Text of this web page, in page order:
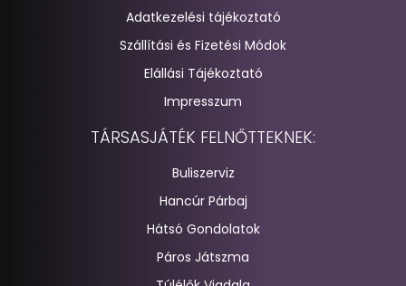
Adatkezelési tájékoztató
Szállítási és Fizetési Módok
Elállási Tájékoztató
Impresszum
TÁRSASJÁTÉK FELNŐTTEKNEK:
Buliszerviz
Hancúr Párbaj
Hátsó Gondolatok
Páros Játszma